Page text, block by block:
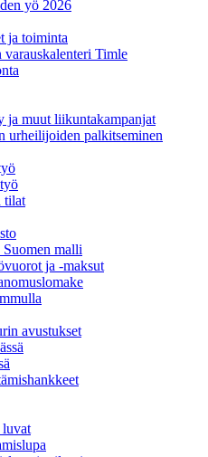
yö 2026
ja toiminta
Timle
ja muut liikuntakampanjat
urheilijoiden palkitseminen
tilat
Suomen malli
ja -maksut
avustukset
luvat